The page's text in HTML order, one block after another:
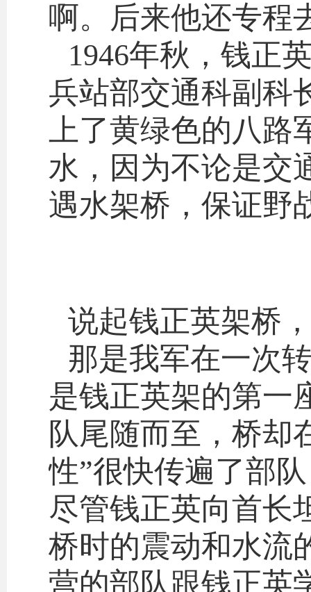
啊。后来他还专程
1946年秋，钱正
兵站部交通科副科
上了黄绿色的八
水，因为不论是交
遇水架桥，保证野
说起钱正英架桥
那是我军在一次
是钱正英架的第一
队尾随而至，桥却
性”很快传遍了部
尽管钱正英向首长
桥时的震动和水流
营的部队跟钱正英